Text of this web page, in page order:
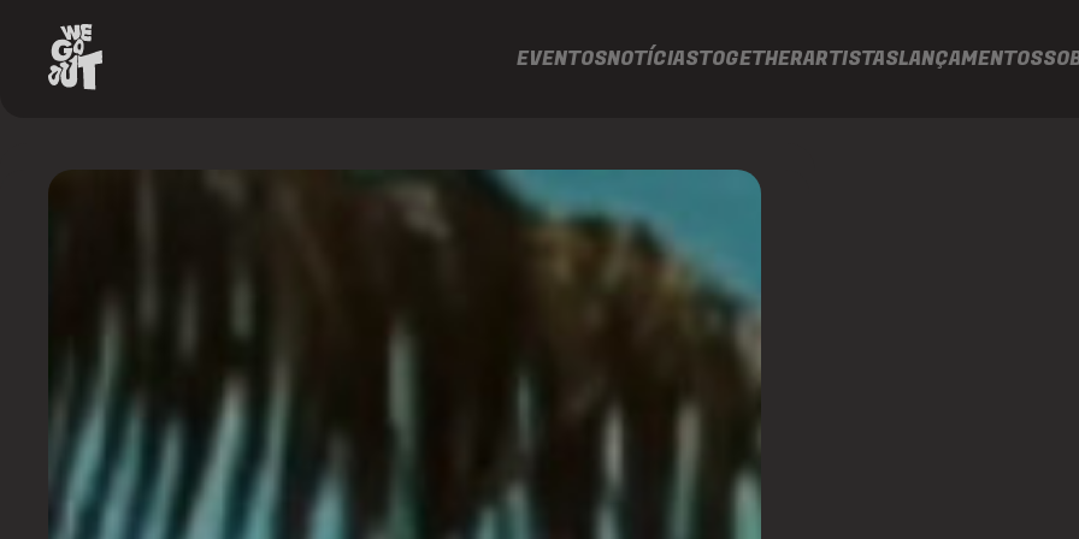
EVENTOSNOTÍCIASTOGETHERARTISTASLANÇAMENTOS
Vintage
Culture